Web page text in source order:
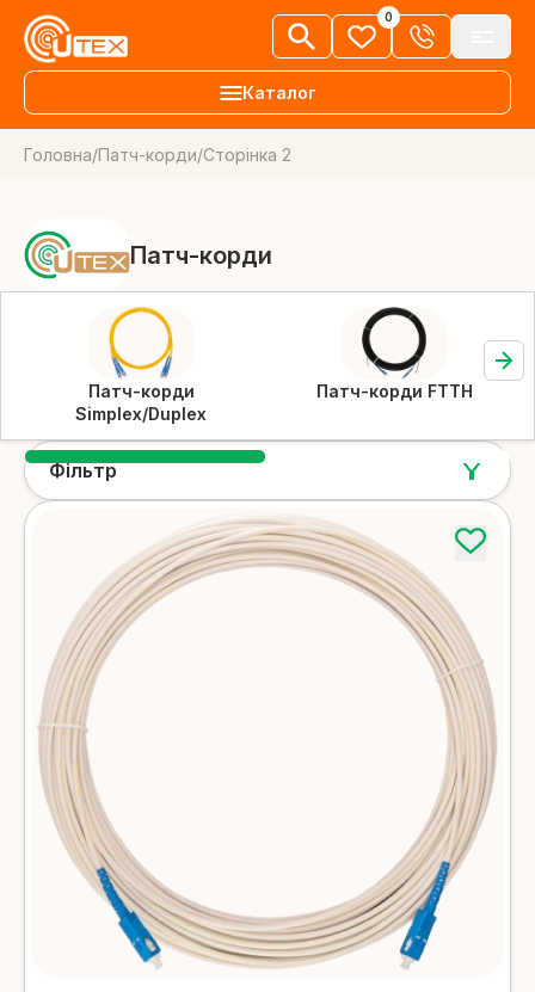
Каталог
0
Про нас
Дилери
Контакти
FTTH кабель
Детальніше
Підвісний кабель
Детальніше
Підземний кабель
Детальніше
Універсальний кабель
Детальніше
Для задувки в труби
Детальніше
Внутрішньо об'єктовий оптичний
кабель
Патч-корди
Патч-корди Simplex/Duplex
Детальніше
Патч-корди FTTH
Детальніше
Аксесуари
Інструмент
Детальніше
Головна/Патч-корди/Сторінка 2
Патч-корди
Патч-корди
Simplex/Duplex
Патч-корди FTTH
Фільтр